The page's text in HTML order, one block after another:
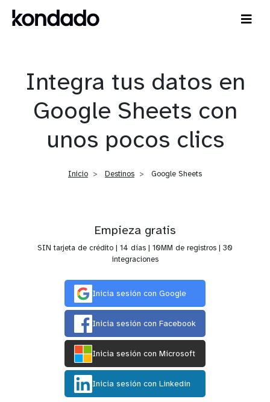
Integra tus datos en
Google Sheets con
unos pocos clics
Inicio Destinos Google Sheets
Empieza gratis
SIN tarjeta de crédito | 14 días | 10MM de registros | 30
integraciones
Inicia sesión con Google
Inicia sesión con Facebook
Inicia sesión con Microsoft
Inicia sesión con Linkedin